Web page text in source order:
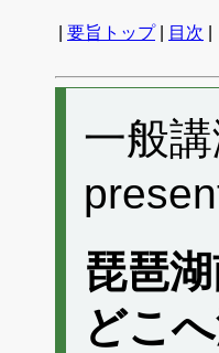
要旨トップ| 目次
一般
琵琶
どこ